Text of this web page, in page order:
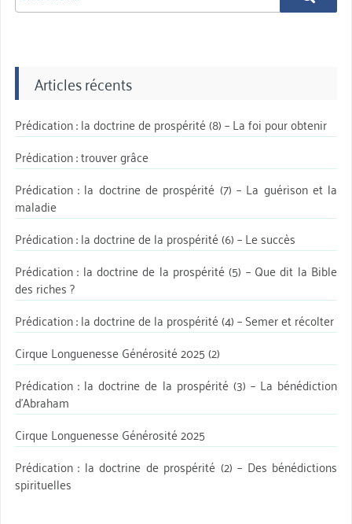
aprè:
Articles récents
Prédication : la doctrine de prospérité (8) – La foi pour obtenir
Prédication : trouver grâce
Prédication : la doctrine de prospérité (7) – La guérison et la
maladie
Prédication : la doctrine de la prospérité (6) – Le succès
Prédication : la doctrine de la prospérité (5) – Que dit la Bible
des riches ?
Prédication : la doctrine de la prospérité (4) – Semer et récolter
Cirque Longuenesse Générosité 2025 (2)
Prédication : la doctrine de la prospérité (3) – La bénédiction
d’Abraham
Cirque Longuenesse Générosité 2025
Prédication : la doctrine de prospérité (2) – Des bénédictions
spirituelles